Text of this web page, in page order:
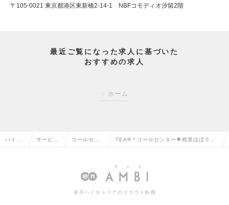
〒105-0021 東京都港区東新橋2-14-1 NBFコモディオ汐留2階
最近ご覧になった求人に基づいた
おすすめの求人
ホーム
ハイク サービ コールセン
管理の転職
TEAR＊コールセンター🔶残業ほぼ０｜
収～450万円の求人情報
若手ハイキャリアのスカウト転職